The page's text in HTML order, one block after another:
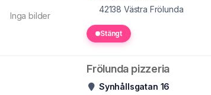
Inga bilder
42138 Västra Frölunda
Stängt
Frölunda pizzeria
Synhållsgatan 16